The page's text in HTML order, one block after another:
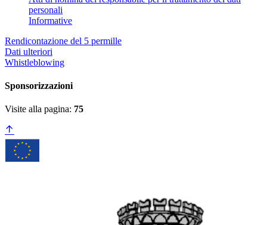
personali
Informative
Rendicontazione del 5 permille
Dati ulteriori
Whistleblowing
Sponsorizzazioni
Visite alla pagina: 75